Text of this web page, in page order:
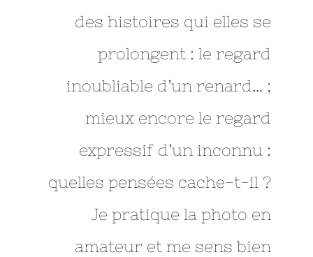
des histoires qui elles se
prolongent : le regard
inoubliable d’un renard… ;
mieux encore le regard
expressif d’un inconnu :
quelles pensées cache-t-il ?
Je pratique la photo en
amateur et me sens bien